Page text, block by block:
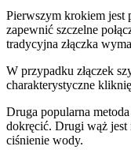
Pierwszym krokiem jest
zapewnić szczelne
tradycyjna złączka
W przypadku złączek
charakterystyczne
Druga popularna
dokręcić. Drugi wąż jest
ciśnienie wody.